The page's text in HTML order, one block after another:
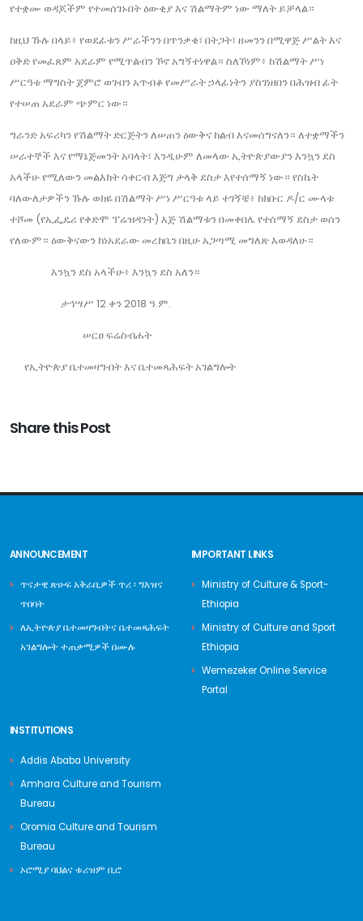
የተቋሙ ወዳጆችም የተመሰገኑበት ዕውቂያ እና ሽልማትም ነው ማለት ይቻላል።
ከዚህ ኹሉ በላይ፥ የወደፊቱን ሥራችንን በጥንቃቄ፣ በትጋት፣ ዘመንን በሚዋጅ ሥልት እና
ዐቅድ የመፈጸም አደራም የሚጥልብን ኾኖ አግኝተነዋል። ስለኾነም፥ ከሽልማት ሥነ
ሥርዓቱ ማግስት ጀምሮ ወገብን አጥብቆ የመሥራት ኃላፊነትን ያስገነዘበን በሕዝብ ፊት
የተሠጠ አደራም ጭምር ነው።
ግራንድ አፍሪካን የሽልማት ድርጅትን ለሠጠን ዕውቅና ከልብ እናመሰግናለን። ለተቋማችን
ሠራተኞች እና የማኔጅመንት አባላት፣ እንዲሁም ለመላው ኢትዮጵያውያን እንኳን ደስ
አላችሁ የሚለውን መልእክት ሳቀርብ እጅግ ታላቅ ደስታ እየተሰማኝ ነው። የስኬት
ባለውለታዎችን ኹሉ ወክዬ በሽልማት ሥነ ሥርዓቱ ላይ ተገኝቼ፥ ከክቡር ዶ/ር ሙላቱ
ተሾመ (የኢፌዴሪ የቀድሞ ፕሬዝዳንት) እጅ ሽልማቱን በመቀበሌ የተሰማኝ ደስታ ወሰን
የለውም። ዕውቅናውን ከነአደራው መረከቤን በዚሁ አጋጣሚ መግለጽ እወዳለሁ።
እንኳን ደስ አላችሁ፥ እንኳን ደስ አለን።
ታኅሣሥ 12 ቀን 2018 ዓ.ም.
ሠርፀ ፍሬስብሐት
የኢትዮጵያ ቤተመዛግብት እና ቤተመጻሕፍት አገልግሎት
Share this Post
ANNOUNCEMENT
ጥናታዊ ጽሁፍ አቅራቢዎች ጥሪ ፡ ግእዝና
ጥበባት
ለኢትዮጵያ ቤተመዛግብትና ቤተመጻሕፍት
አገልግሎት ተጠቃሚዎች በሙሉ
IMPORTANT LINKS
Ministry of Culture & Sport-
Ethiopia
Ministry of Culture and Sport
Ethiopia
Wemezeker Online Service
Portal
INSTITUTIONS
Addis Ababa University
Amhara Culture and Tourism
Bureau
Oromia Culture and Tourism
Bureau
ኦሮሚያ ባህልና ቱሪዝም ቢሮ